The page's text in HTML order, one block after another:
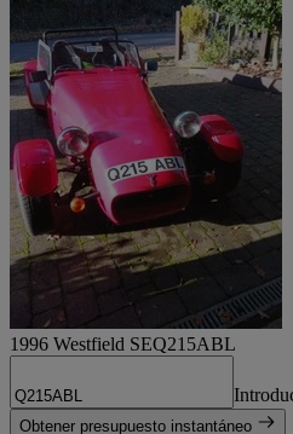
1996 Westfield SEQ215ABL
Obtener presupuesto instantáneo